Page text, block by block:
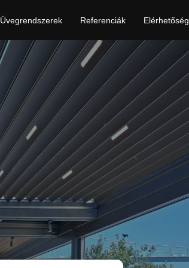
Üvegrendszerek Referenciák Elérhetőség